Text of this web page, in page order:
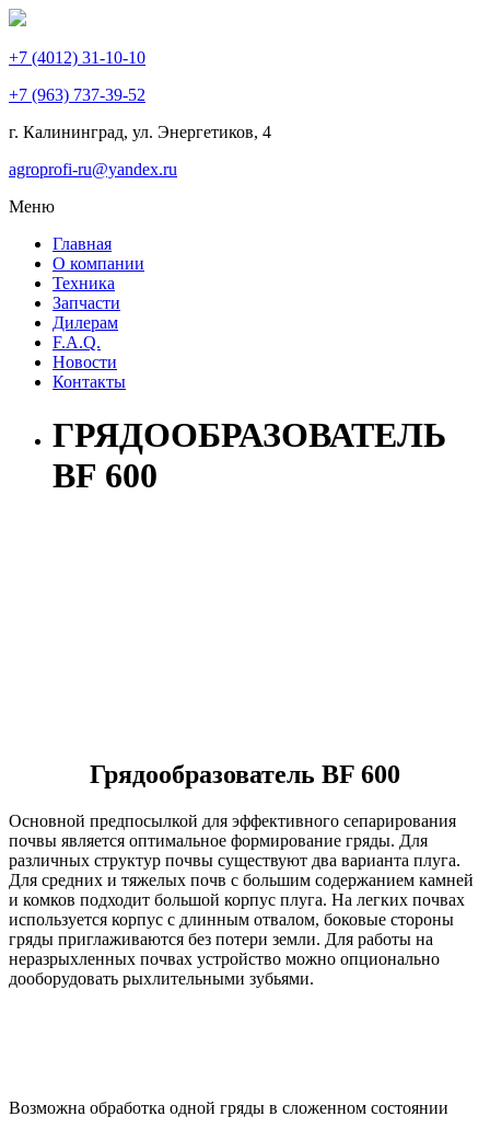
+7 (4012) 31-10-10
+7 (963) 737-39-52
г. Калининград, ул. Энергетиков, 4
agroprofi-ru@yandex.ru
Меню
Главная
О компании
Техника
Запчасти
Дилерам
F.A.Q.
Новости
Контакты
ГРЯДООБРАЗОВАТЕЛЬ
BF 600
Грядообразователь BF 600
Основной предпосылкой для эффективного сепарирования
почвы является оптимальное формирование гряды. Для
различных структур почвы существуют два варианта плуга.
Для средних и тяжелых почв с большим содержанием камней
и комков подходит большой корпус плуга. На легких почвах
используется корпус с длинным отвалом, боковые стороны
гряды приглаживаются без потери земли. Для работы на
неразрыхленных почвах устройство можно опционально
дооборудовать рыхлительными зубьями.
Возможна обработка одной гряды в сложенном состоянии